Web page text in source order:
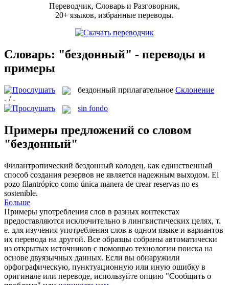
Переводчик, Словарь и Разговорник,
20+ языков, избранные переводы.
Словарь: "бездонный" - переводы и
примеры
бездонный прилагательное Склонение
- / -
sin fondo
Примеры предложений со словом
"бездонный"
Филантропический бездонный колодец, как единственный
способ создания резервов не является надежным выходом. El
pozo filantrópico como única manera de crear reservas no es
sostenible.
Больше
Примеры употребления слов в разных контекстах
предоставляются исключительно в лингвистических целях, т.
е. для изучения употребления слов в одном языке и вариантов
их перевода на другой. Все образцы собраны автоматически
из открытых источников с помощью технологии поиска на
основе двуязычных данных. Если вы обнаружили
орфографическую, пунктуационную или иную ошибку в
оригинале или переводе, используйте опцию "Сообщить о